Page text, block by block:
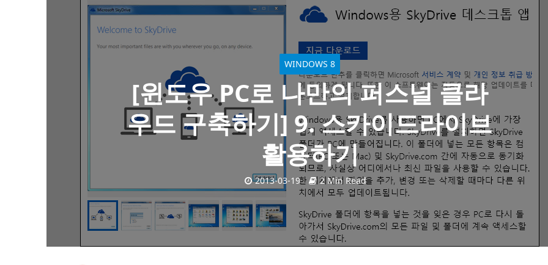
WINDOWS 8
[윈도우 PC로 나만의 퍼스널 클라
우드 구축하기] 9. 스카이드라이브
활용하기
2013-03-19 2 Min Read